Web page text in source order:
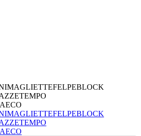
MAGLIETTEFELPEBLOCK
TEMPO
ECO
MAGLIETTEFELPEBLOCK
TEMPO
ECO